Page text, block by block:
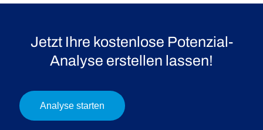
Jetzt Ihre kostenlose Potenzial-
Analyse erstellen lassen!
Analyse starten